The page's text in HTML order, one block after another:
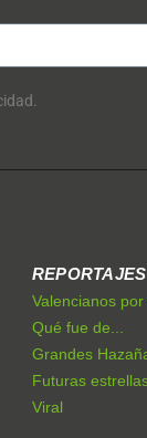
REPORTAJES
Valencianos
Qué fue de...
Grandes
Futuras
Viral